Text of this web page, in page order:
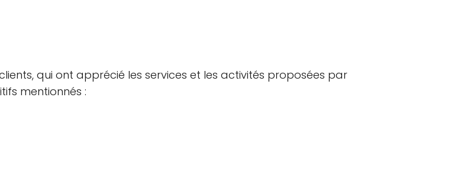
qui ont apprécié les services et les activités proposées par
mentionnés :